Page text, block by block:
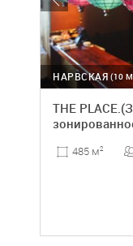
(10
НАРВСКАЯ
THE
485 м2